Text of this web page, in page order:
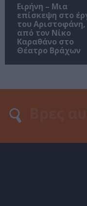
Ειρήνη – Μια
επίσκεψη στο
του Αριστοφάνη,
από τον Νίκο
Καραθάνο στο
Θέατρο Βράχων